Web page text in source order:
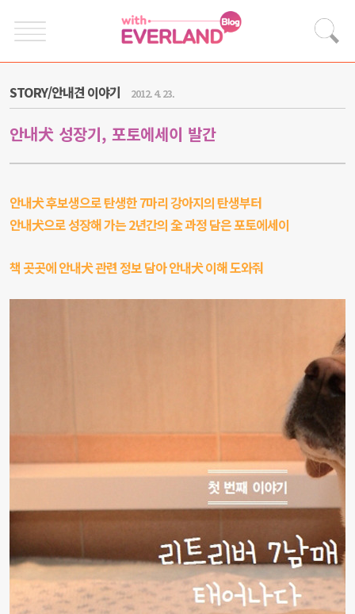
STORY/안내견 이야기 2012. 4. 23.
안내犬 성장기, 포토에세이 발간
안내犬 후보생으로 탄생한 7마리 강아지의 탄생부터
안내犬으로 성장해 가는 2년간의 全 과정 담은 포토에세이
책 곳곳에 안내犬 관련 정보 담아 안내犬 이해 도와줘